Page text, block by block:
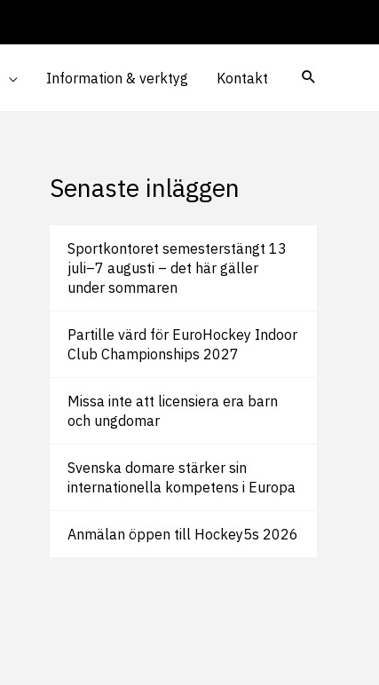
Information & verktyg Kontakt
Senaste inläggen
Sportkontoret semesterstängt 13
juli–7 augusti – det här gäller
under sommaren
Partille värd för EuroHockey Indoor
Club Championships 2027
Missa inte att licensiera era barn
och ungdomar
Svenska domare stärker sin
internationella kompetens i Europa
Anmälan öppen till Hockey5s 2026